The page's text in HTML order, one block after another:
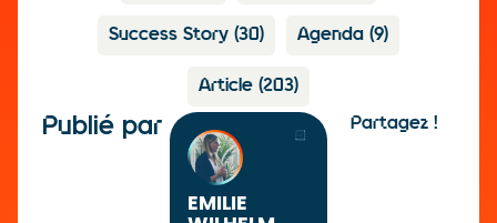
Success Story (30) Agenda (9)
Article (203)
Publié par
EMILIE
Partagez !